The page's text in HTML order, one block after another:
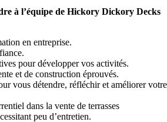
à l’équipe de Hickory Dickory Decks
en entreprise.
pour développer vos activités.
et de construction éprouvés.
vous détendre, réfléchir et améliorer votre
dans la vente de terrasses
peu d’entretien.